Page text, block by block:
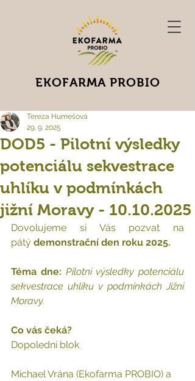
EKOFARMA PROBIO
DOD5 - Pilotní výsledky
potenciálu sekvestrace
uhlíku v podmínkách
jižní Moravy - 10.10.2025
Tereza Humešová
29. 9. 2025
Dovolujeme si Vás pozvat na
pátý demonstrační den roku 2025.
Téma dne: Pilotní výsledky potenciálu
sekvestrace uhlíku v podmínkách Jižní
Moravy.
Co vás čeká?
Dopolední blok
Michael Vrána (Ekofarma PROBIO) a